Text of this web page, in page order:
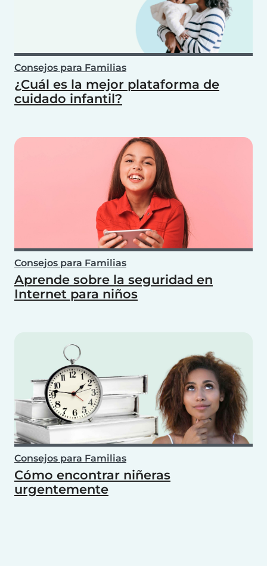
Consejos para Familias
¿Cuál es la mejor plataforma de
cuidado infantil?
Consejos para Familias
Aprende sobre la seguridad en
Internet para niños
Consejos para Familias
Cómo encontrar niñeras
urgentemente